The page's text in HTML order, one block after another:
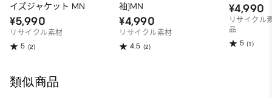
イズジャケット MN
¥5,990
リサイクル素材
5 (2)
袖)MN
¥4,990
リサイクル素材
4.5 (2)
¥4,990
リサイクル
品
5 (1)
類似商品